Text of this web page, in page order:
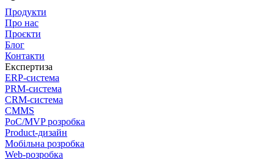
Продукти
Про нас
Проєкти
Блог
Контакти
Експертиза
ERP-система
PRM-система
CRM-система
CMMS
PoC/MVP розробка
Product-дизайн
Мобільна розробка
Web-розробка